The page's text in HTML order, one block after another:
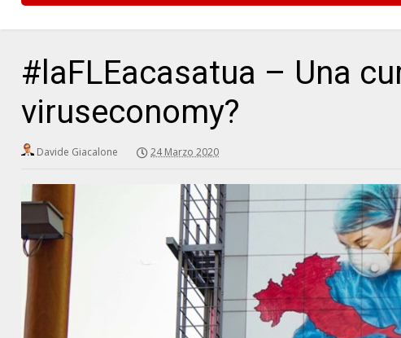
#laFLEacasatua – Una
viruseconomy?
Davide Giacalone 24 Marzo 2020